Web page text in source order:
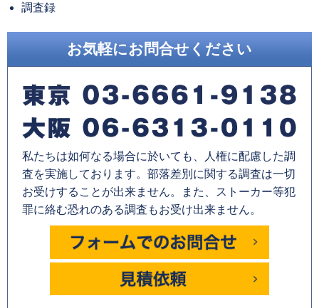
調査録
お気軽にお問合せください
私たちは如何なる場合に於いても、人権に配慮した調
査を実施しております。部落差別に関する調査は一切
お受けすることが出来ません。また、ストーカー等犯
罪に絡む恐れのある調査もお受け出来ません。